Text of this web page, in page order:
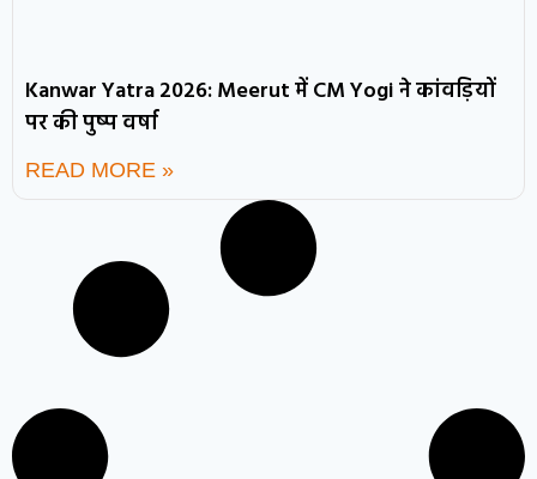
Kanwar Yatra 2026: Meerut में CM Yogi ने कांवड़ियों
पर की पुष्प वर्षा
READ MORE »